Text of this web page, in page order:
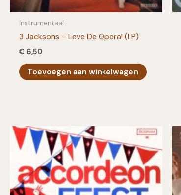
Instrumentaal
3 Jacksons – Leve De Opera! (LP)
€ 6,50
Toevoegen aan winkelwagen